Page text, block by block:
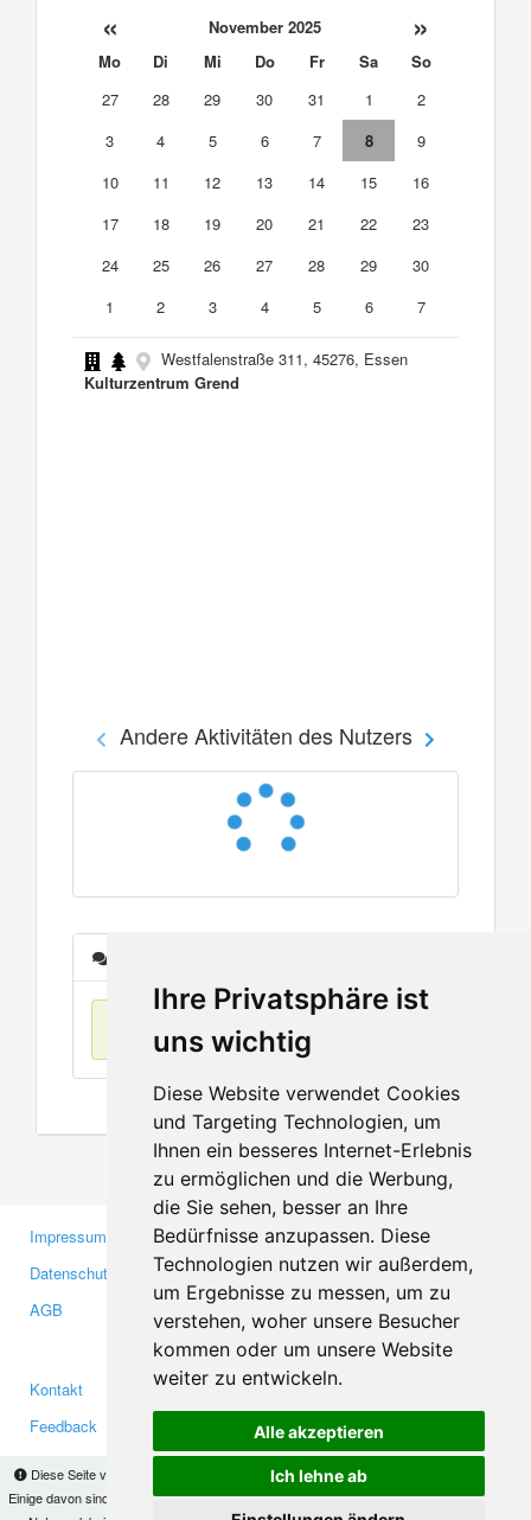
Ihre Privatsphäre ist
uns wichtig
Diese Website verwendet Cookies
und Targeting Technologien, um
Ihnen ein besseres Internet-Erlebnis
zu ermöglichen und die Werbung,
die Sie sehen, besser an Ihre
Bedürfnisse anzupassen. Diese
Technologien nutzen wir außerdem,
um Ergebnisse zu messen, um zu
verstehen, woher unsere Besucher
kommen oder um unsere Website
weiter zu entwickeln.
Alle akzeptieren
Ich lehne ab
Diese Seite verwendet Cookies, um Informationen auf Ihrem Computer zu speichern.
Einige davon sind notwendig, damit unsere Seite funktioniert, andere helfen uns dabei, das
« November 2025 »
Mo Di Mi Do Fr Sa
So
27
28 29 30 31 1
2
3
4 5 6 7 8
9
10
11 12 13 14 15
16
17
18 19 20 21 22
23
24
25 26 27 28 29
30
1
2 3 4 5 6 7
Westfalenstraße 311, 45276, Essen
Kulturzentrum Grend
Andere Aktivitäten des Nutzers
Keine Einträge
Impressum
Datenschutzerklärung
AGB
Gewerbetreibende
Investoren
Medien
Kontakt
Feedback
Facebook
Twitter
YouTube
Google+